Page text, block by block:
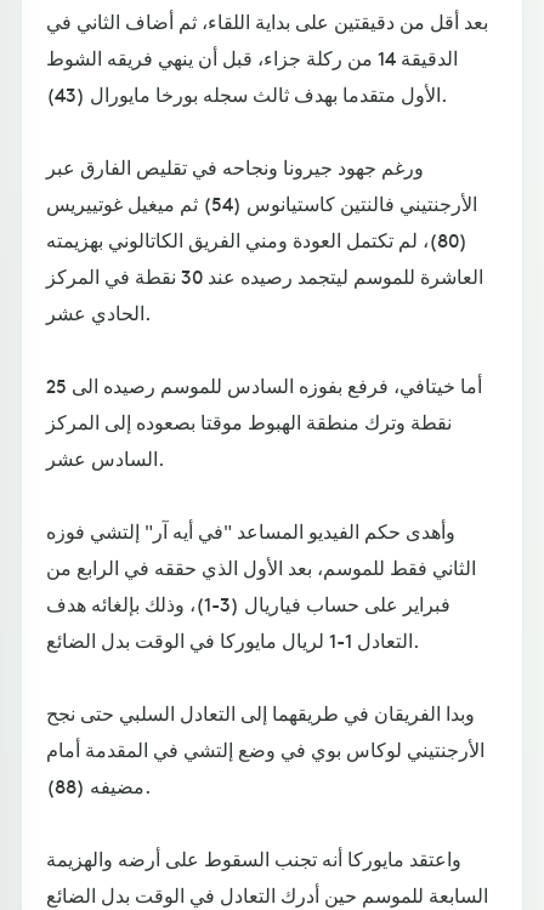
بعد أقل من دقيقتين على بداية اللقاء، ثم أضاف الثاني في
الدقيقة 14 من ركلة جزاء، قبل أن ينهي فريقه الشوط
الأول متقدما بهدف ثالث سجله بورخا مايورال (43).
ورغم جهود جيرونا ونجاحه في تقليص الفارق عبر
الأرجنتيني فالنتين كاستيانوس (54) ثم ميغيل غوتييريس
(80)، لم تكتمل العودة ومني الفريق الكاتالوني بهزيمته
العاشرة للموسم ليتجمد رصيده عند 30 نقطة في المركز
الحادي عشر.
أما خيتافي، فرفع بفوزه السادس للموسم رصيده الى 25
نقطة وترك منطقة الهبوط موقتا بصعوده إلى المركز
السادس عشر.
وأهدى حكم الفيديو المساعد "في أيه آر" إلتشي فوزه
الثاني فقط للموسم، بعد الأول الذي حققه في الرابع من
فبراير على حساب فياريال (3-1)، وذلك بإلغائه هدف
التعادل 1-1 لريال مايوركا في الوقت بدل الضائع.
وبدا الفريقان في طريقهما إلى التعادل السلبي حتى نجح
الأرجنتيني لوكاس بوي في وضع إلتشي في المقدمة أمام
مضيفه (88).
واعتقد مايوركا أنه تجنب السقوط على أرضه والهزيمة
السابعة للموسم حين أدرك التعادل في الوقت بدل الضائع